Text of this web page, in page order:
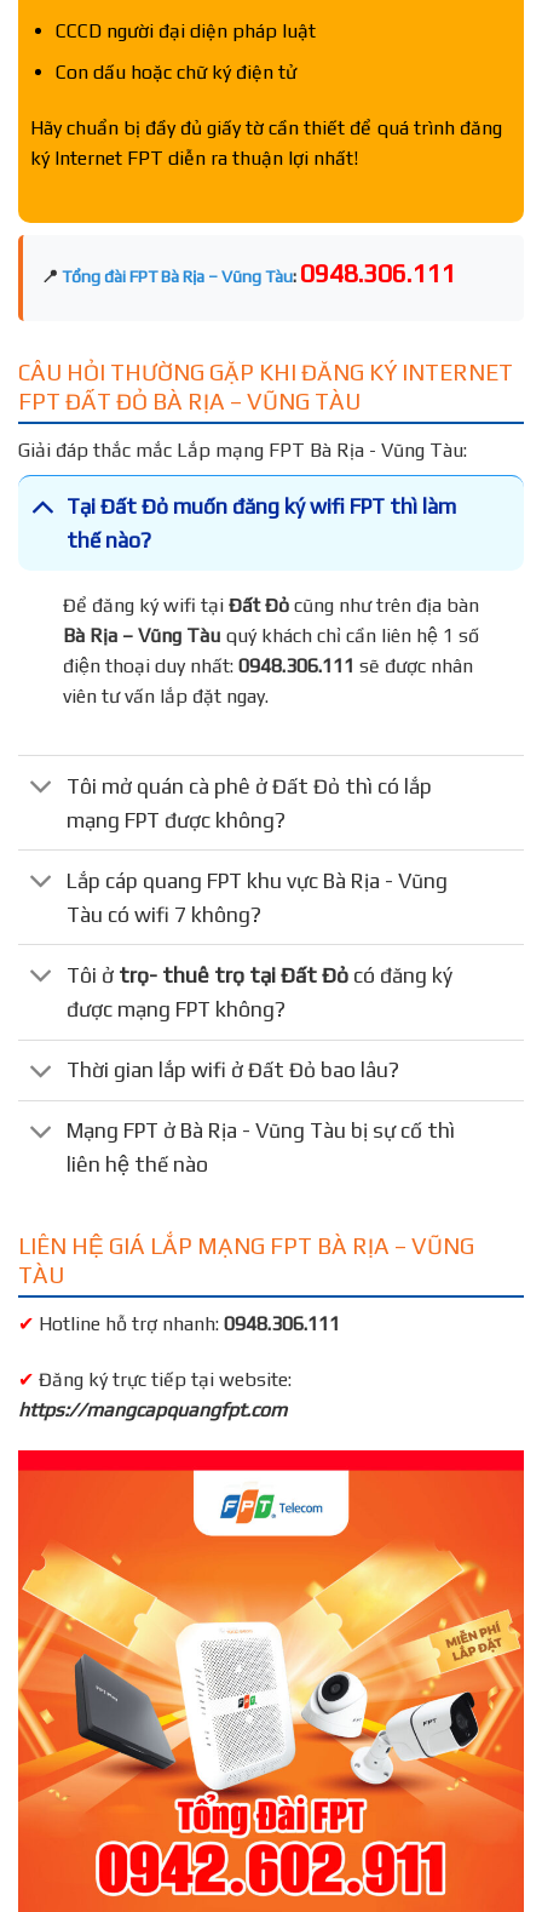
CCCD người đại diện pháp luật
Con dấu hoặc chữ ký điện tử
Hãy chuẩn bị đầy đủ giấy tờ cần thiết để quá trình đăng
ký Internet FPT diễn ra thuận lợi nhất!
📍 Tổng đài FPT Bà Rịa – Vũng Tàu: 0948.306.111
CÂU HỎI THƯỜNG GẶP KHI ĐĂNG KÝ INTERNET
FPT ĐẤT ĐỎ BÀ RỊA – VŨNG TÀU
Giải đáp thắc mắc Lắp mạng FPT Bà Rịa - Vũng Tàu:
Tại Đất Đỏ muốn đăng ký wifi FPT thì làm
thế nào?
Để đăng ký wifi tạiĐất Đỏcũng như trên địa bàn
Bà Rịa – Vũng Tàuquý khách chỉ cần liên hệ 1 số
điện thoại duy nhất:0948.306.111 sẽ được nhân
viên tư vấn lắp đặt ngay.
Tôi mở quán cà phê ở Đất Đỏ thì có lắp
mạng FPT được không?
Lắp cáp quang FPT khu vực Bà Rịa - Vũng
Tàu có wifi 7 không?
Tôi ở trọ- thuê trọ tại Đất Đỏ có đăng ký
được mạng FPT không?
Thời gian lắp wifi ở Đất Đỏ bao lâu?
Mạng FPT ở Bà Rịa - Vũng Tàu bị sự cố thì
liên hệ thế nào
LIÊN HỆ GIÁ LẮP MẠNG FPT BÀ RỊA – VŨNG
TÀU
✔ Hotline hỗ trợ nhanh: 0948.306.111
✔ Đăng ký trực tiếp tại website:
https://mangcapquangfpt.com